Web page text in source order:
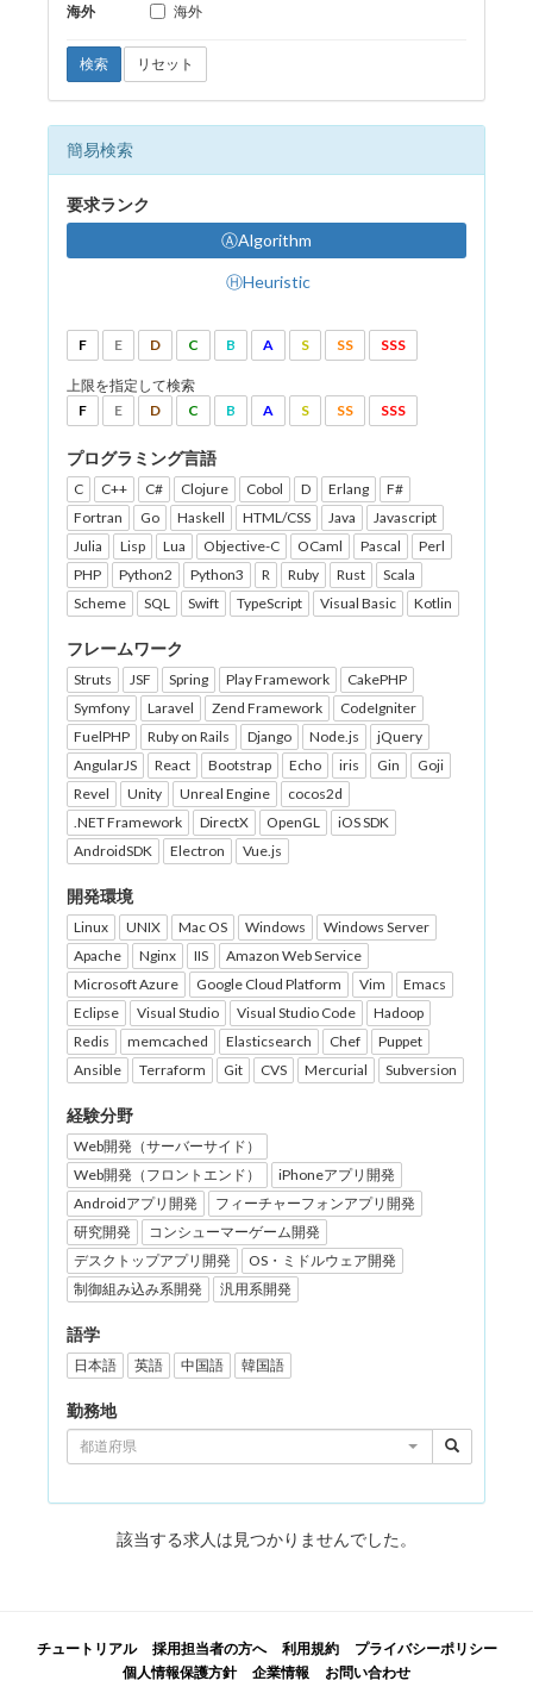
海外
海外
検索 リセット
簡易検索
要求ランク
ⒶAlgorithm
ⒽHeuristic
F E D C B A S SS SSS
上限を指定して検索
F
E D C B A S SS SSS
プログラミング言語
C C++ C# Clojure Cobol D Erlang
F#
Fortran
Go Haskell HTML/CSS Java
Javascript
Julia
Lisp Lua Objective-C OCaml Pascal
Perl
PHP
Python2 Python3 R Ruby Rust
Scala
Scheme
SQL Swift TypeScript Visual Basic Kotlin
フレームワーク
Struts JSF Spring Play Framework
CakePHP
Symfony
Laravel Zend Framework
CodeIgniter
FuelPHP
Ruby on Rails Django Node.js
jQuery
AngularJS
React Bootstrap Echo iris Gin
Goji
Revel
Unity Unreal Engine
cocos2d
.NET Framework
DirectX OpenGL
iOS SDK
AndroidSDK
Electron Vue.js
開発環境
Linux UNIX Mac OS Windows
Windows Server
Apache
Nginx IIS
Amazon Web Service
Microsoft Azure
Google Cloud Platform Vim
Emacs
Eclipse
Visual Studio Visual Studio Code
Hadoop
Redis
memcached Elasticsearch Chef
Puppet
Ansible
Terraform Git CVS Mercurial Subversion
経験分野
Web開発（サーバーサイド）
Web開発（フロントエンド）
iPhoneアプリ開発
Androidアプリ開発
フィーチャーフォンアプリ開発
研究開発
コンシューマーゲーム開発
デスクトップアプリ開発
OS・ミドルウェア開発
制御組み込み系開発
汎用系開発
語学
日本語 英語 中国語 韓国語
勤務地
都道府県
該当する求人は見つかりませんでした。
チュートリアル 採用担当者の方へ 利用規約
プライバシーポリシー
個人情報保護方針
企業情報 お問い合わせ